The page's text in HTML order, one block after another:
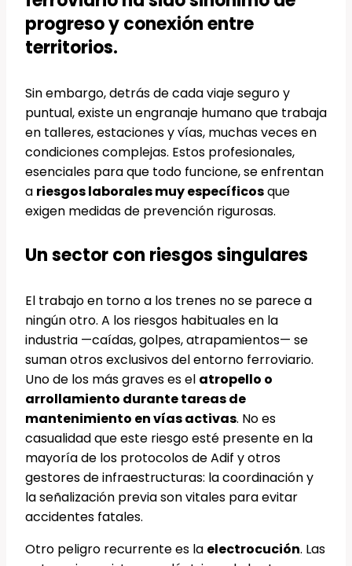
progreso y conexión entre
territorios.
Sin embargo, detrás de cada viaje seguro y
puntual, existe un engranaje humano que trabaja
en talleres, estaciones y vías, muchas veces en
condiciones complejas. Estos profesionales,
esenciales para que todo funcione, se enfrentan
a riesgos laborales muy específicosque
exigen medidas de prevención rigurosas.
Un sector con riesgos singulares
El trabajo en torno a los trenes no se parece a
ningún otro. A los riesgos habituales en la
industria —caídas, golpes, atrapamientos— se
suman otros exclusivos del entorno ferroviario.
Uno de los más graves es el atropello o
arrollamiento durante tareas de
mantenimiento en vías activas. No es
casualidad que este riesgo esté presente en la
mayoría de los protocolos de Adif y otros
gestores de infraestructuras: la coordinación y
la señalización previa son vitales para evitar
accidentes fatales.
Otro peligro recurrente es la electrocución. Las